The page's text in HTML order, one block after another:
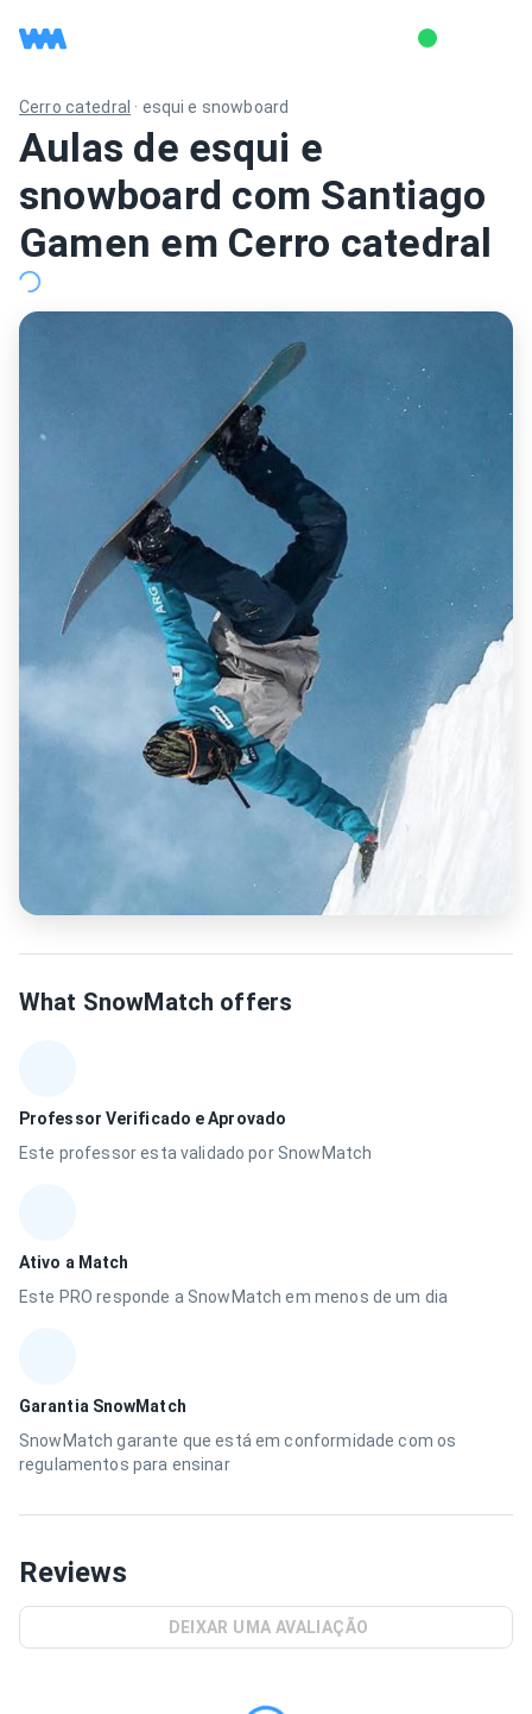
Cerro catedral · esqui e snowboard
Aulas de esqui e
snowboard com Santiago
Gamen em Cerro catedral
What SnowMatch offers
Professor Verificado e Aprovado
Este professor esta validado por SnowMatch
Ativo a Match
Este PRO responde a SnowMatch em menos de um dia
Garantia SnowMatch
SnowMatch garante que está em conformidade com os
regulamentos para ensinar
Reviews
DEIXAR UMA AVALIAÇÃO